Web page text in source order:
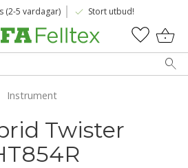
(2-5 vardagar) done Stort utbud!
Instrument
Twister